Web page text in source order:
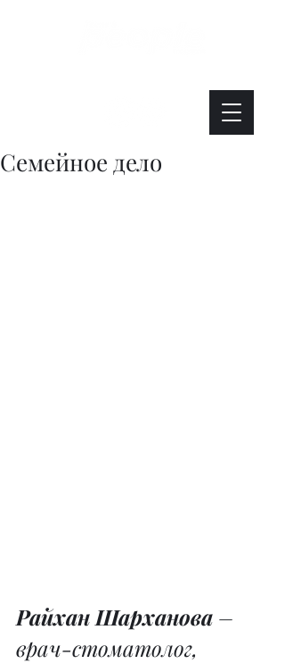
Семейное дело
Райхан Шарханова –
врач-стоматолог,